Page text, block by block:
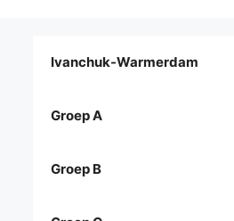
Ivanchuk-Warmerdam
Groep A
Groep B